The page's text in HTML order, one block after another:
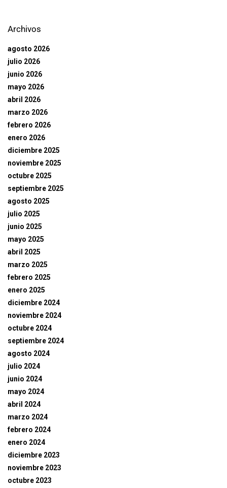
Archivos
agosto 2026
julio 2026
junio 2026
mayo 2026
abril 2026
marzo 2026
febrero 2026
enero 2026
diciembre 2025
noviembre 2025
octubre 2025
septiembre 2025
agosto 2025
julio 2025
junio 2025
mayo 2025
abril 2025
marzo 2025
febrero 2025
enero 2025
diciembre 2024
noviembre 2024
octubre 2024
septiembre 2024
agosto 2024
julio 2024
junio 2024
mayo 2024
abril 2024
marzo 2024
febrero 2024
enero 2024
diciembre 2023
noviembre 2023
octubre 2023